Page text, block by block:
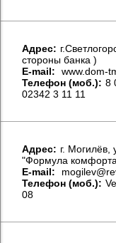
Aдрес:
стороны банка )
E-mail:
www.dom-
Телефон (моб.): 8
02342 3 11 11
Aдрес: г.
"Формула
E-mail:
Телефон (моб.):
08